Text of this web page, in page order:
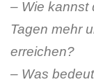
– Wie kannst
Tagen mehr
erreichen?
– Was